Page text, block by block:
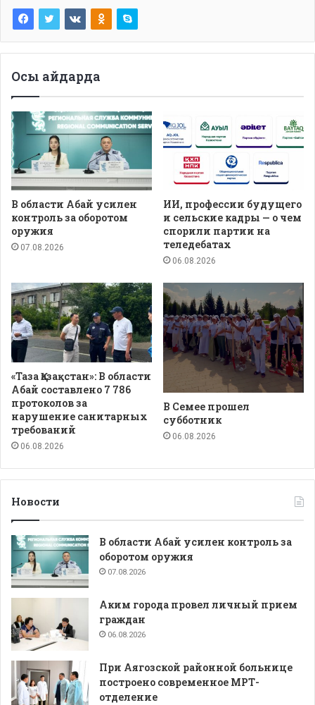
Осы айдарда
В области Абай усилен
контроль за оборотом
оружия
07.08.2026
ИИ, профессии будущего
и сельские кадры — о чем
спорили партии на
теледебатах
06.08.2026
«Таза Қазақстан»: В области
Абай составлено 7 786
протоколов за
нарушение санитарных
требований
06.08.2026
В Семее прошел
субботник
06.08.2026
Новости
В области Абай усилен контроль за
оборотом оружия
07.08.2026
Аким города провел личный прием
граждан
06.08.2026
При Аягозской районной больнице
построено современное МРТ-
отделение